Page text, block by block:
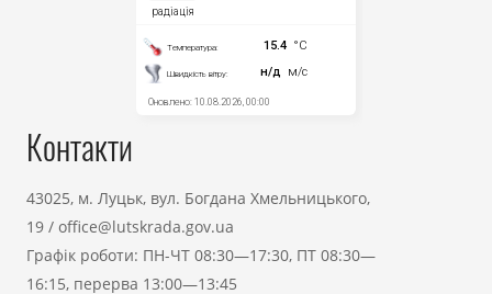
Контакти
43025, м. Луцьк, вул. Богдана Хмельницького,
19 / office@lutskrada.gov.ua
Графік роботи: ПН-ЧТ 08:30—17:30, ПТ 08:30—
16:15, перерва 13:00—13:45